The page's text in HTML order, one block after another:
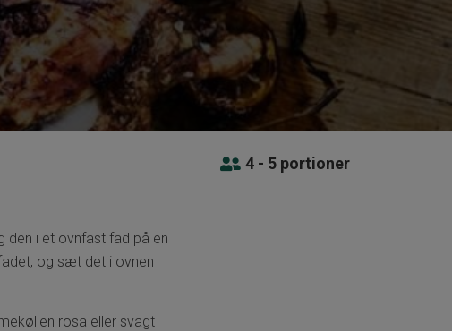
4 - 5 portioner
den i et ovnfast fad på en
og sæt det i ovnen
rosa eller svagt